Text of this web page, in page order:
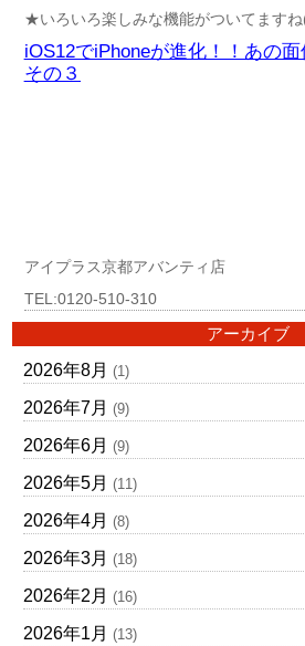
★いろいろ楽しみな機能がついてます
iOS12でiPhoneが進化！！あの
その３
アイプラス京都アバンティ店
TEL:0120-510-310
アーカイブ
2026年8月 (1)
2026年7月 (9)
2026年6月 (9)
2026年5月 (11)
2026年4月 (8)
2026年3月 (18)
2026年2月 (16)
2026年1月 (13)